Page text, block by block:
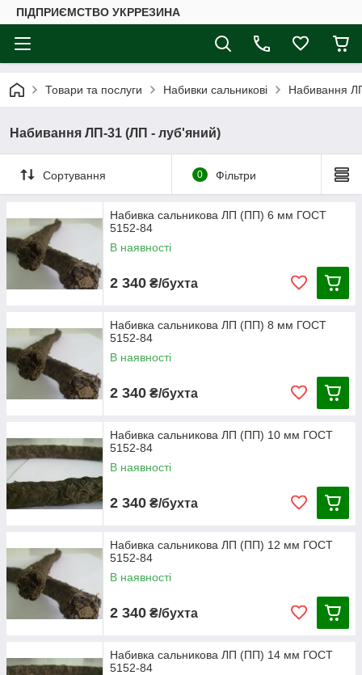
ПІДПРИЄМСТВО УКРРЕЗИНА
Товари та послуги Набивки сальникові Набивання
Набивання ЛП-31 (ЛП - луб'яний)
Сортування 0 Фільтри
Набивка сальникова ЛП (ПП) 6 мм ГОСТ
5152-84
В наявності
2 340 ₴/бухта
Набивка сальникова ЛП (ПП) 8 мм ГОСТ
5152-84
В наявності
2 340 ₴/бухта
Набивка сальникова ЛП (ПП) 10 мм ГОСТ
5152-84
В наявності
2 340 ₴/бухта
Набивка сальникова ЛП (ПП) 12 мм ГОСТ
5152-84
В наявності
2 340 ₴/бухта
Набивка сальникова ЛП (ПП) 14 мм ГОСТ
5152-84